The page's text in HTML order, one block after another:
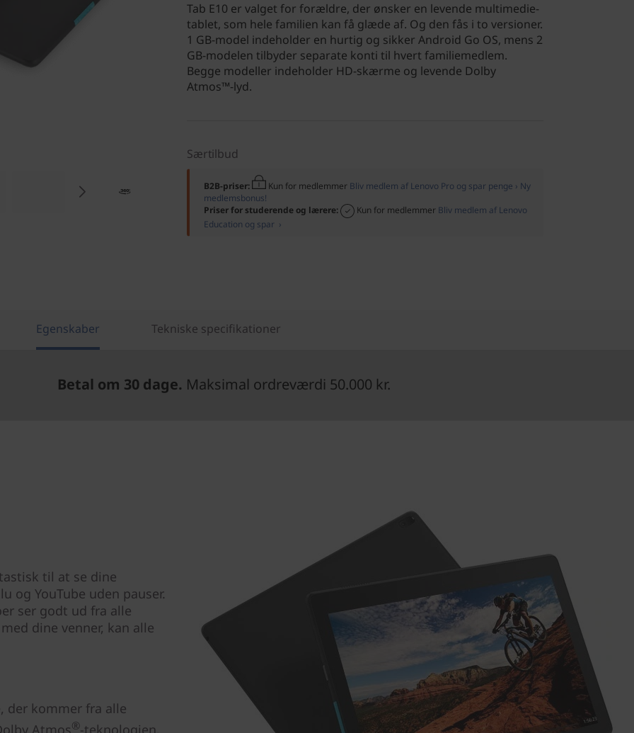
Tab E10 er valget for forældre, der ønsker en levende multimedie-
tablet, som hele familien kan få glæde af. Og den fås i to versioner.
1 GB-model indeholder en hurtig og sikker Android Go OS, mens 2
GB-modelen tilbyder separate konti til hvert familiemedlem.
Begge modeller indeholder HD-skærme og levende Dolby
Atmos™-lyd.
Særtilbud
B2B-priser: Kun for medlemmer Bliv medlem af Lenovo Pro og spar penge › Ny
medlemsbonus!
Priser for studerende og lærere:
Kun for medlemmer Bliv medlem af Lenovo
Education og spar ›
Egenskaber Tekniske specifikationer
Betal om 30 dage. Maksimal ordreværdi 50.000 kr.
til at se dine
og YouTube uden pauser.
ser godt ud fra alle
dine venner, kan alle
der kommer fra alle
Atmos®-teknologien.